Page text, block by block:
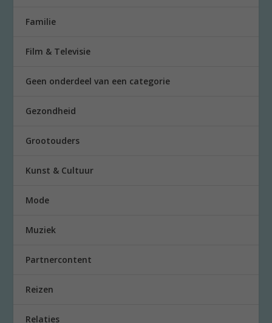
Familie
Film & Televisie
Geen onderdeel van een categorie
Gezondheid
Grootouders
Kunst & Cultuur
Mode
Muziek
Partnercontent
Reizen
Relaties